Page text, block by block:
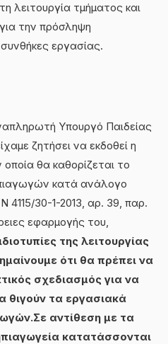
λειτουργία τμήματος και
την πρόσληψη
εργασίας.
Υπουργό Παιδείας
ζητήσει να εκδοθεί η
θα καθορίζεται το
κατά ανάλογο
30-1-2013, αρ. 39, παρ.
εφαρμογής του,
της λειτουργίας
ότι θα πρέπει να
σχεδιασμός για να
θιγούν τα εργασιακά
αντίθεση με τα
κατατάσσονται